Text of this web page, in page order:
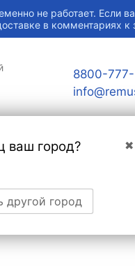
не работает. Если
в комментариях
✖
ваш город?
другой город
8800-
Услуги